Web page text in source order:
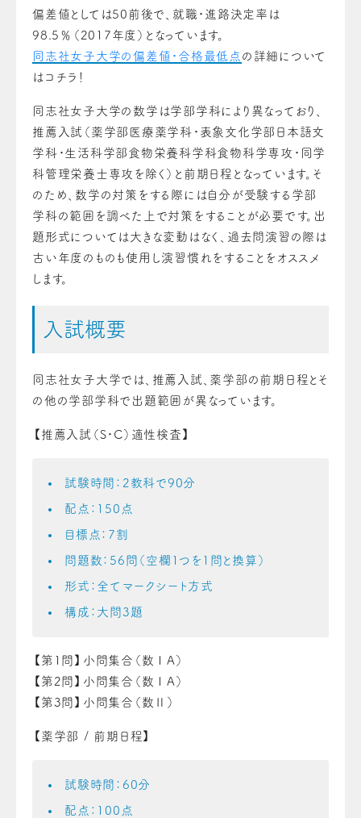
偏差値としては50前後で、就職・進路決定率は
98.5％（2017年度）となっています。
同志社女子大学の偏差値・合格最低点 の詳細について
はコチラ！
同志社女子大学の数学は学部学科により異なっており、
推薦入試（薬学部医療薬学科・表象文化学部日本語文
学科・生活科学部食物栄養科学科食物科学専攻・同学
科管理栄養士専攻を除く）と前期日程となっています。そ
のため、数学の対策をする際には自分が受験する学部
学科の範囲を調べた上で対策をすることが必要です。出
題形式については大きな変動はなく、過去問演習の際は
古い年度のものも使用し演習慣れをすることをオススメ
します。
入試概要
同志社女子大学では、推薦入試、薬学部の前期日程とそ
の他の学部学科で出題範囲が異なっています。
【推薦入試（S・C）適性検査】
試験時間：2教科で90分
配点：150点
目標点：7割
問題数：56問（空欄1つを1問と換算）
形式：全てマークシート方式
構成：大問3題
【第1問】小問集合（数ⅠA）
【第2問】小問集合（数ⅠA）
【第3問】小問集合（数Ⅱ）
【薬学部 / 前期日程】
試験時間：60分
配点：100点